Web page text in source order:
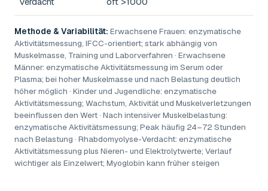
Methode & Variabilität: Erwachsene Frauen: enzymatische
Aktivitätsmessung, IFCC-orientiert; stark abhängig von
Muskelmasse, Training und Laborverfahren · Erwachsene
Männer: enzymatische Aktivitätsmessung im Serum oder
Plasma; bei hoher Muskelmasse und nach Belastung deutlich
höher möglich · Kinder und Jugendliche: enzymatische
Aktivitätsmessung; Wachstum, Aktivität und Muskelverletzungen
beeinflussen den Wert · Nach intensiver Muskelbelastung:
enzymatische Aktivitätsmessung; Peak häufig 24–72 Stunden
nach Belastung · Rhabdomyolyse-Verdacht: enzymatische
Aktivitätsmessung plus Nieren- und Elektrolytwerte; Verlauf
wichtiger als Einzelwert; Myoglobin kann früher steigen